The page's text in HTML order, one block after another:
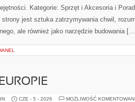
Kategorie: Sprzęt i Akcesoria i
strony jest sztuka zatrzymywania chwil,
ale również jako narzędzie budowania
CZE - 5 - 2026 MOŻLIWOŚĆ